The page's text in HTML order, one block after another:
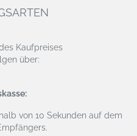
Kaufpreises
über:
von 10 Sekunden auf dem